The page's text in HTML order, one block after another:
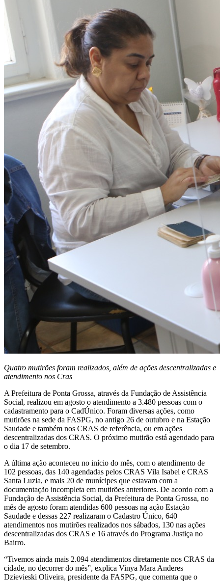
Quatro mutirões foram realizados, além de ações descentralizadas e
atendimento nos Cras
A Prefeitura de Ponta Grossa, através da Fundação de Assistência
Social, realizou em agosto o atendimento a 3.480 pessoas com o
cadastramento para o CadÚnico. Foram diversas ações, como
mutirões na sede da FASPG, no antigo 26 de outubro e na Estação
Saudade e também nos CRAS de referência, ou em ações
descentralizadas dos CRAS. O próximo mutirão está agendado para
o dia 17 de setembro.
A última ação aconteceu no início do mês, com o atendimento de
102 pessoas, das 140 agendadas pelos CRAS Vila Isabel e CRAS
Santa Luzia, e mais 20 de munícipes que estavam com a
documentação incompleta em mutirões anteriores. De acordo com a
Fundação de Assistência Social, da Prefeitura de Ponta Grossa, no
mês de agosto foram atendidas 600 pessoas na ação Estação
Saudade e dessas 227 realizaram o Cadastro Único, 640
atendimentos nos mutirões realizados nos sábados, 130 nas ações
descentralizadas dos CRAS e 16 através do Programa Justiça no
Bairro.
“Tivemos ainda mais 2.094 atendimentos diretamente nos CRAS da
cidade, no decorrer do mês”, explica Vinya Mara Anderes
Dzievieski Oliveira, presidente da FASPG, que comenta que o